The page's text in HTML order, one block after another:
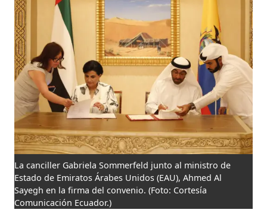
La canciller Gabriela Sommerfeld junto al ministro de
Estado de Emiratos Árabes Unidos (EAU), Ahmed Al
Sayegh en la firma del convenio.(Foto: Cortesía
Comunicación Ecuador.)